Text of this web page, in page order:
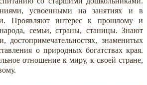
усвоенными на занятиях и в
Проявляют интерес к прошлому и
семьи, страны, станицы. Знают
достопримечательностях, знаменитых
о природных богатствах края.
отношение к миру, к своей стране,